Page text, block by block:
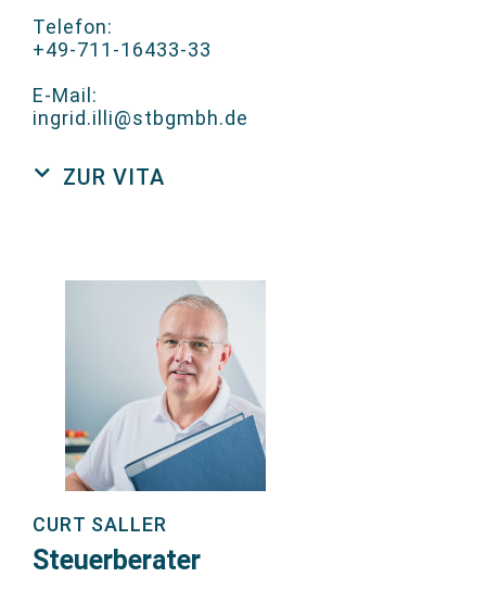
Telefon:
+49-711-16433-33
E-Mail:
ingrid.illi@stbgmbh.de
ZUR VITA
CURT SALLER
Steuerberater